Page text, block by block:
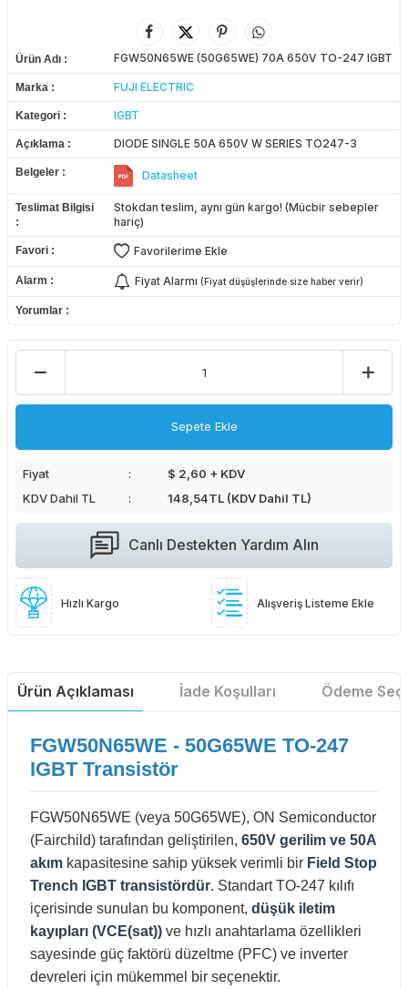
Ürün Adı FGW50N65WE (50G65WE) 70A 650V TO-247 IGBT
Marka FUJI ELECTRIC
Kategori IGBT
Açıklama DIODE SINGLE 50A 650V W SERIES TO247-3
Belgeler Datasheet
Teslimat Bilgisi
Stokdan teslim, aynı gün kargo! (Mücbir sebepler
hariç)
Favori Favorilerime Ekle
Alarm Fiyat Alarmı (Fiyat düşüşlerinde size haber verir)
Yorumlar
Sepete Ekle
Fiyat
$ 2,60 + KDV
KDV Dahil TL
148,54TL (KDV Dahil TL)
Canlı Destekten Yardım Alın
Hızlı Kargo Alışveriş Listeme Ekle
Ürün Açıklaması İade Koşulları Ödeme
FGW50N65WE - 50G65WE TO-247
IGBT Transistör
FGW50N65WE (veya 50G65WE), ON Semiconductor
(Fairchild) tarafından geliştirilen, 650V gerilim ve 50A
akım kapasitesine sahip yüksek verimli bir Field Stop
Trench IGBT transistördür. Standart TO-247 kılıfı
içerisinde sunulan bu komponent, düşük iletim
kayıpları (VCE(sat)) ve hızlı anahtarlama özellikleri
sayesinde güç faktörü düzeltme (PFC) ve inverter
devreleri için mükemmel bir seçenektir.